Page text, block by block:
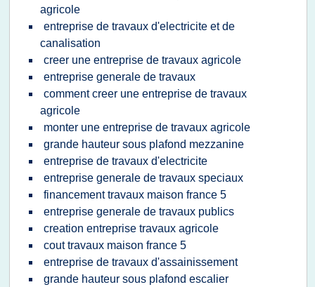
agricole
entreprise de travaux d'electricite et de
canalisation
creer une entreprise de travaux agricole
entreprise generale de travaux
comment creer une entreprise de travaux
agricole
monter une entreprise de travaux agricole
grande hauteur sous plafond mezzanine
entreprise de travaux d'electricite
entreprise generale de travaux speciaux
financement travaux maison france 5
entreprise generale de travaux publics
creation entreprise travaux agricole
cout travaux maison france 5
entreprise de travaux d'assainissement
grande hauteur sous plafond escalier